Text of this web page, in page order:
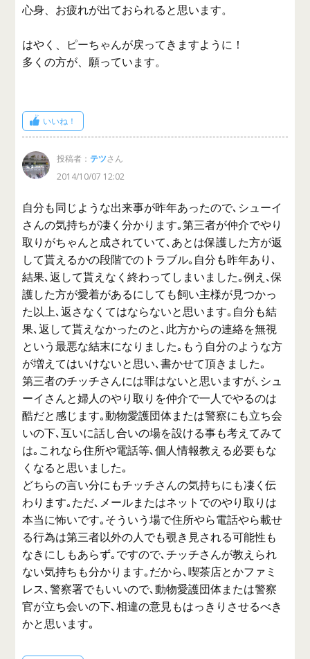
心身、お疲れが出ておられると思います。
はやく、ピーちゃんが戻ってきますように！
多くの方が、願っています。
いいね！
投稿者： テツさん
2014/10/07 12:02
自分も同じような出来事が昨年あったので､シューイ
さんの気持ちが凄く分かります｡第三者が仲介でやり
取りがちゃんと成されていて､あとは保護した方が返
して貰えるかの段階でのトラブル｡自分も昨年あり､
結果､返して貰えなく終わってしまいました｡例え､保
護した方が愛着があるにしても飼い主様が見つかっ
た以上､返さなくてはならないと思います｡自分も結
果､返して貰えなかったのと､此方からの連絡を無視
という最悪な結末になりました｡もう自分のような方
が増えてはいけないと思い､書かせて頂きました｡
第三者のチッチさんには罪はないと思いますが､シュ
ーイさんと婦人のやり取りを仲介で一人でやるのは
酷だと感じます｡動物愛護団体または警察にも立ち会
いの下､互いに話し合いの場を設ける事も考えてみて
は｡これなら住所や電話等､個人情報教える必要もな
くなると思いました｡
どちらの言い分にもチッチさんの気持ちにも凄く伝
わります｡ただ､メールまたはネットでのやり取りは
本当に怖いです｡そういう場で住所やら電話やら載せ
る行為は第三者以外の人でも覗き見される可能性も
なきにしもあらず｡ですので､チッチさんが教えられ
ない気持ちも分かります｡だから､喫茶店とかファミ
レス､警察署でもいいので､動物愛護団体または警察
官が立ち会いの下､相違の意見もはっきりさせるべき
かと思います｡